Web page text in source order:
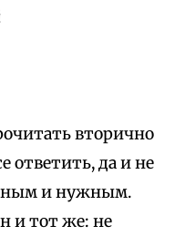
вторично
ответить, да и не
и нужным.
и тот же: не